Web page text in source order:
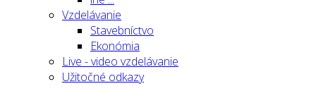
Vzdelávanie
Stavebníctvo
Ekonómia
Live - video vzdelávanie
Užitočné odkazy